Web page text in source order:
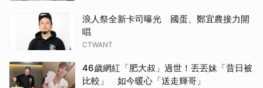
浪人祭全新卡司曝光 國蛋、鄭宜農接力開
唱
CTWANT
46歲網紅「肥大叔」過世！丟丟妹「昔日被
比較」 如今暖心「送走輝哥」